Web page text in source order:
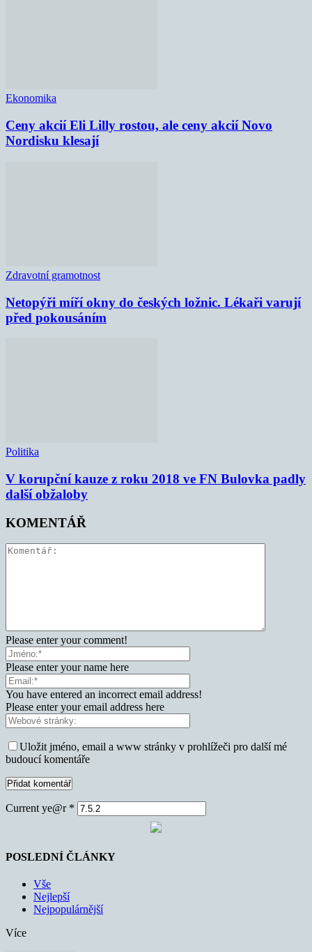
Ekonomika
Ceny akcií Eli Lilly rostou, ale ceny akcií Novo
Nordisku klesají
Zdravotní gramotnost
Netopýři míří okny do českých ložnic. Lékaři varují
před pokousáním
Politika
V korupční kauze z roku 2018 ve FN Bulovka padly
další obžaloby
KOMENTÁŘ
Please enter your comment!
Please enter your name here
You have entered an incorrect email address!
Please enter your email address here
Uložit jméno, email a www stránky v prohlížeči pro další mé
budoucí komentáře
Current ye@r *
POSLEDNÍ ČLÁNKY
Vše
Nejlepší
Nejpopulárnější
Více